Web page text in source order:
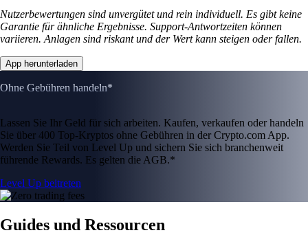
Nutzerbewertungen sind unvergütet und rein individuell. Es gibt keine
Garantie für ähnliche Ergebnisse. Support-Antwortzeiten können
variieren. Anlagen sind riskant und der Wert kann steigen oder fallen.
App herunterladen
Ohne Gebühren handeln*
Lassen Sie Ihr Geld für sich arbeiten. Kaufen, verkaufen oder handeln
Sie über 400 Top-Kryptos ohne Gebühren in der Crypto.com App.
Werden Sie Teil von Level Up und sichern Sie sich branchenweit
führende Rewards. Es gelten die AGB.*
Level Up beitreten
Guides und Ressourcen